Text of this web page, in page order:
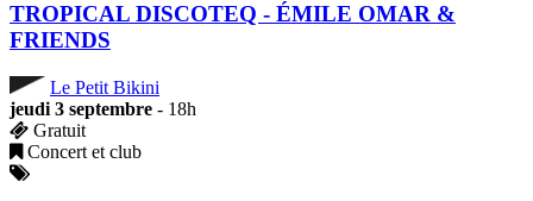
TROPICAL DISCOTEQ - ÉMILE OMAR &
FRIENDS
Le Petit Bikini
jeudi 3 septembre - 18h
Gratuit
Concert et club